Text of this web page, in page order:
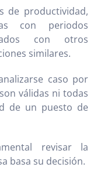
de productividad,
con periodos
con otros
similares.
caso por
válidas ni todas
de un puesto de
revisar la
basa su decisión.